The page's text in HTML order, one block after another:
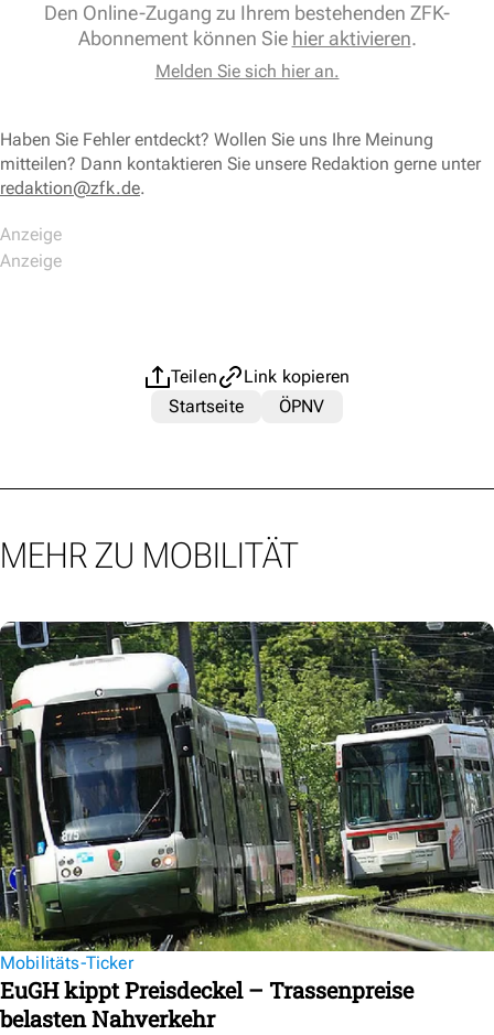
Den Online-Zugang zu Ihrem bestehenden ZFK-
Abonnement können Sie hier aktivieren.
Melden Sie sich hier an.
Haben Sie Fehler entdeckt? Wollen Sie uns Ihre Meinung
mitteilen? Dann kontaktieren Sie unsere Redaktion gerne unter
redaktion@zfk.de.
Teilen
Link kopieren
Startseite
ÖPNV
MEHR ZU MOBILITÄT
Mobilitäts-Ticker
EuGH kippt Preisdeckel – Trassenpreise
belasten Nahverkehr